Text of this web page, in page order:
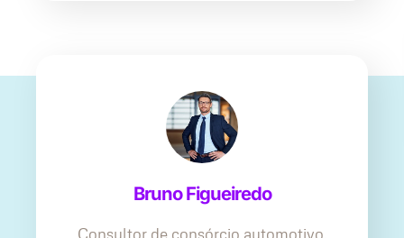
Bruno Figueiredo
Consultor de consórcio automotivo.